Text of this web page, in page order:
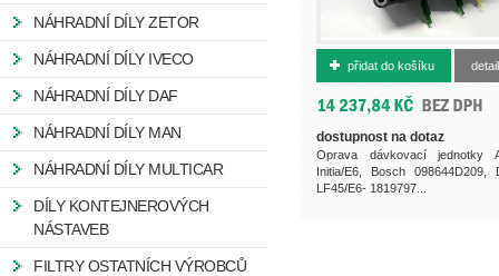
438765800R
přidat do košíku detail
dostupnost na dotaz
Oprava dávkovací jednotky
Initia/E6, Bosch 098644D209,
LF45/E6- 1819797...
NÁHRADNÍ DÍLY ZETOR
NÁHRADNÍ DÍLY IVECO
NÁHRADNÍ DÍLY DAF
NÁHRADNÍ DÍLY MAN
NÁHRADNÍ DÍLY MULTICAR
DÍLY KONTEJNEROVÝCH
NÁSTAVEB
FILTRY OSTATNÍCH VÝROBCŮ